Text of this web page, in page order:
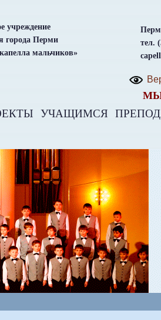
тел.
учреждение
города Перми
мальчиков»
УЧАЩИМСЯ